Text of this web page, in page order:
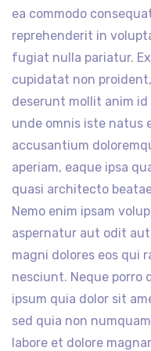
ea commodo
reprehenderit in
fugiat nulla pariatur.
cupidatat non
deserunt mollit anim
unde omnis iste natus
accusantium
aperiam, eaque ipsa
quasi architecto
Nemo enim ipsam
aspernatur aut odit
magni dolores eos qui
nesciunt. Neque porro
ipsum quia dolor sit
sed quia non
labore et dolore